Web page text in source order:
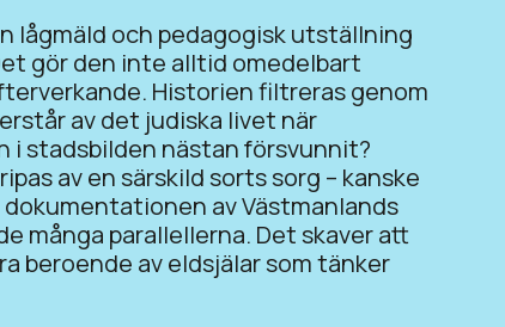
lågmäld och pedagogisk utställning
gör den inte alltid omedelbart
Historien filtreras genom
av det judiska livet när
i stadsbilden nästan försvunnit?
av en särskild sorts sorg – kanske
av Västmanlands
många parallellerna. Det skaver att
beroende av eldsjälar som tänker